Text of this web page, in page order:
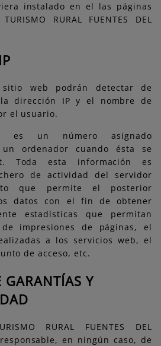
instalado en el las páginas
RURAL FUENTES DEL
web podrán detectar de
dirección IP y el nombre de
el usuario.
es un número asignado
ordenador cuando ésta se
Toda esta información es
de actividad del servidor
que permite el posterior
datos con el fin de obtener
estadísticas que permitan
impresiones de páginas, el
a los servicios web, el
de acceso, etc.
GARANTÍAS Y
RURAL FUENTES DEL
en ningún caso, de